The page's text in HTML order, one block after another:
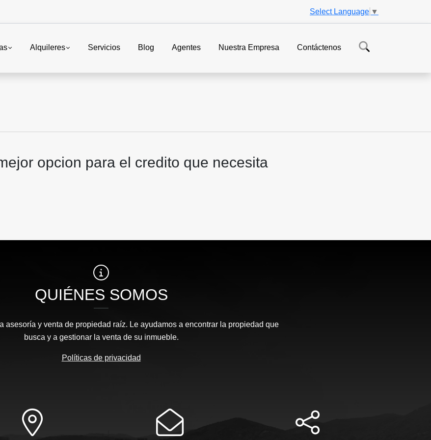
Select Language ▼
Alquileres Servicios Blog Agentes Nuestra Empresa Contáctenos
opcion para el credito que necesita
QUIÉNES SOMOS
asesoría y venta de propiedad raíz. Le ayudamos a encontrar la propiedad que
busca y a gestionar la venta de su inmueble.
Políticas de privacidad